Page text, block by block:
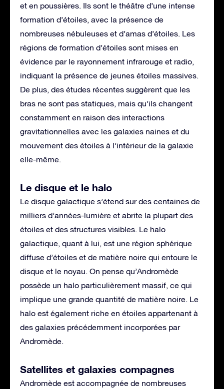
et en poussières. Ils sont le théâtre d’une intense
formation d’étoiles, avec la présence de
nombreuses nébuleuses et d’amas d’étoiles. Les
régions de formation d’étoiles sont mises en
évidence par le rayonnement infrarouge et radio,
indiquant la présence de jeunes étoiles massives.
De plus, des études récentes suggèrent que les
bras ne sont pas statiques, mais qu’ils changent
constamment en raison des interactions
gravitationnelles avec les galaxies naines et du
mouvement des étoiles à l’intérieur de la galaxie
elle-même.
Le disque et le halo
Le disque galactique s’étend sur des centaines de
milliers d’années-lumière et abrite la plupart des
étoiles et des structures visibles. Le halo
galactique, quant à lui, est une région sphérique
diffuse d’étoiles et de matière noire qui entoure le
disque et le noyau. On pense qu’Andromède
possède un halo particulièrement massif, ce qui
implique une grande quantité de matière noire. Le
halo est également riche en étoiles appartenant à
des galaxies précédemment incorporées par
Andromède.
Satellites et galaxies compagnes
Andromède est accompagnée de nombreuses